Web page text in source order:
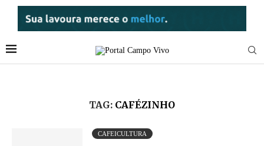
TAG: CAFÉZINHO
CAFEICULTURA